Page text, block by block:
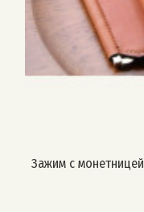
Зажим с монетницей